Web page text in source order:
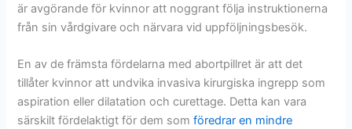
är avgörande för kvinnor att noggrant följa instruktionerna
från sin vårdgivare och närvara vid uppföljningsbesök.
En av de främsta fördelarna med abortpillret är att det
tillåter kvinnor att undvika invasiva kirurgiska ingrepp som
aspiration eller dilatation och curettage. Detta kan vara
särskilt fördelaktigt för dem somföredrar en mindre